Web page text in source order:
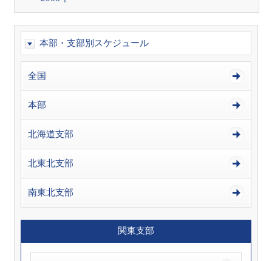
本部・支部別スケジュール
全国
本部
北海道支部
北東北支部
南東北支部
関東支部